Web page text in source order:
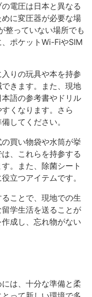
電圧は日本と異なる
に変圧器が必要な場
整っていない場所でも
ポケットWi-FiやSIM
りの玩具や本を持参
きます。また、現地
語の参考書やドリル
くなります。さら
してください。
買い物袋や水筒が挙
、これらを持参する
。また、除菌シート
立つアイテムです。
ことで、現地での生
学生活を送ることが
成し、忘れ物がない
は、十分な準備と柔